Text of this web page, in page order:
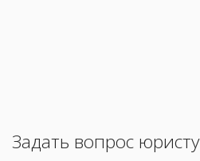
Задать вопрос юристу